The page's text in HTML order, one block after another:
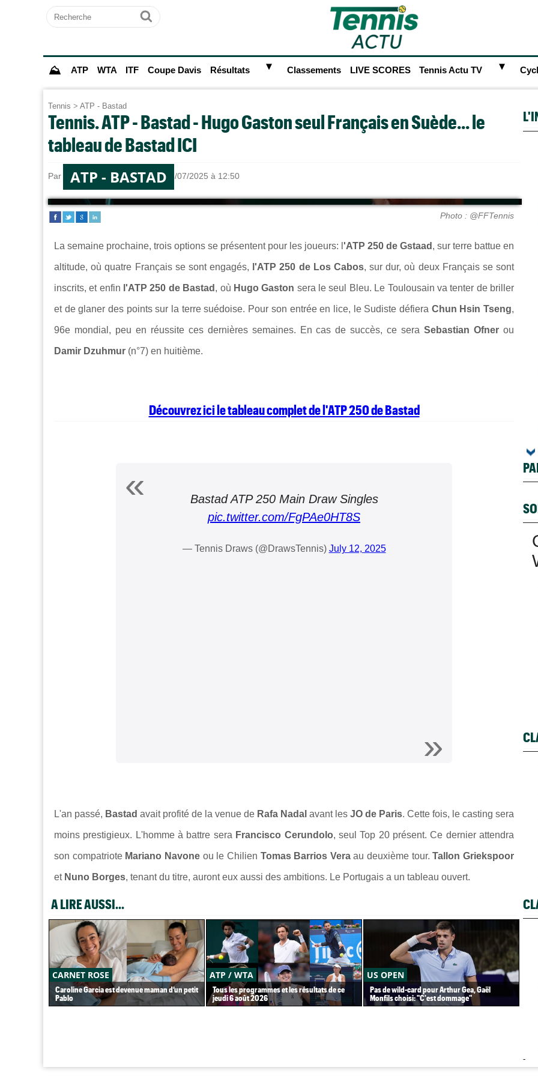
Recherche
Ok
⛰ ATP WTA ITF Coupe Davis Résultats ► Classements LIVE SCORES Tennis Actu TV ►
Tennis > ATP - Bastad
Tennis. ATP - Bastad - Hugo Gaston seul Français en Suède... le
tableau de Bastad ICI
Par Alexandre HERCHEUX le 13/07/2025 à 12:50
ATP - BASTAD
Photo : @FFTennis
La semaine prochaine, trois options se présentent pour les joueurs: l 'ATP 250 de Gstaad , sur terre battue en
altitude, où quatre Français se sont engagés, l'ATP 250 de Los Cabos, sur dur, où deux Français se sont
inscrits, et enfin l'ATP 250 de Bastad , où Hugo Gaston sera le seul Bleu. Le Toulousain va tenter de briller
et de glaner des points sur la terre suédoise. Pour son entrée en lice, le Sudiste défiera Chun Hsin Tseng,
96e mondial, peu en réussite ces dernières semaines. En cas de succès, ce seraSebastian Ofner ou
Damir Dzuhmur (n°7) en huitième.
Découvrez ici le tableau complet de l'ATP 250 de Bastad
Bastad ATP 250 Main Draw Singles
pic.twitter.com/FgPAe0HT8S
— Tennis Draws (@DrawsTennis) July 12, 2025
L'an passé, Bastad avait profité de la venue de Rafa Nadal avant les JO de Paris. Cette fois, le casting sera
moins prestigieux. L'homme à battre sera Francisco Cerundolo, seul Top 20 présent. Ce dernier attendra
son compatriote Mariano Navoneou le Chilien Tomas Barrios Veraau deuxième tour.Tallon Griekspoor
et Nuno Borges, tenant du titre, auront eux aussi des ambitions. Le Portugais a un tableau ouvert.
A LIRE AUSSI...
CARNET ROSE
Caroline Garcia est devenue maman d’un petit
Pablo
ATP / WTA
Tous les programmes et les résultats de ce
jeudi 6 août 2026
US OPEN
Pas de wild-card pour Arthur Gea, Gaël
Monfils choisi: "C'est dommage"
-